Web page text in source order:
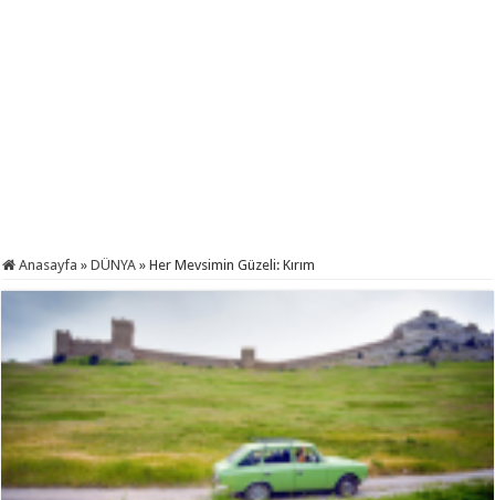
Anasayfa » DÜNYA » Her Mevsimin Güzeli: Kırım